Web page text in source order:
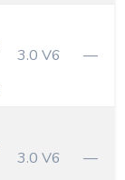
3.0 V6 —
3.0 V6 —